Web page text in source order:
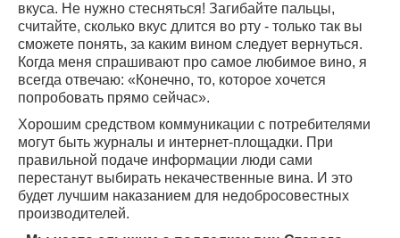
вкуса. Не нужно стесняться! Загибайте пальцы,
считайте, сколько вкус длится во рту - только так вы
сможете понять, за каким вином следует вернуться.
Когда меня спрашивают про самое любимое вино, я
всегда отвечаю: «Конечно, то, которое хочется
попробовать прямо сейчас».
Хорошим средством коммуникации с потребителями
могут быть журналы и интернет-площадки. При
правильной подаче информации люди сами
перестанут выбирать некачественные вина. И это
будет лучшим наказанием для недобросовестных
производителей.